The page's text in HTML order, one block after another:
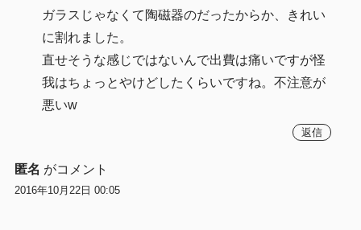
ガラスじゃなくて陶磁器のだったからか、きれい
に割れました。
直せそうな感じではないんで出費は痛いですが怪
我はちょっとやけどしたくらいですね。不注意が
悪いw
返信
匿名 がコメント
2016年10月22日 00:05